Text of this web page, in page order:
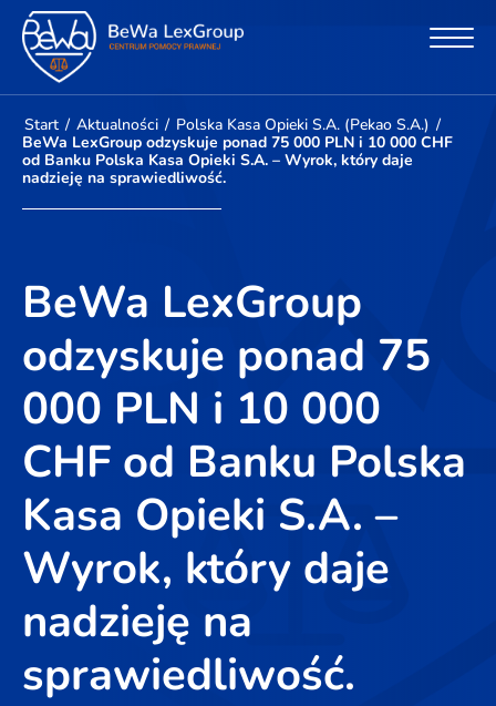
Start / Aktualności / Polska Kasa Opieki S.A. (Pekao S.A.) /
BeWa LexGroup odzyskuje ponad 75 000 PLN i 10 000 CHF
od Banku Polska Kasa Opieki S.A. – Wyrok, który daje
nadzieję na sprawiedliwość.
BeWa LexGroup
odzyskuje ponad 75
000 PLN i 10 000
CHF od Banku Polska
Kasa Opieki S.A. –
Wyrok, który daje
nadzieję na
sprawiedliwość.